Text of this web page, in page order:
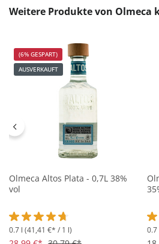
Produktgalerie überspringen
Weitere Produkte von Olmeca
(6% GESPART)
AUSVERKAUFT
Olmeca Altos Plata - 0,7L 38%
vol
Durchschnittliche Bewertung von
0.7 l (41,41 €* / 1 l) 0.7